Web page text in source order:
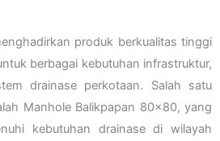
produk berkualitas tinggi
berbagai kebutuhan infrastruktur,
drainase perkotaan. Salah satu
Manhole Balikpapan 80×80, yang
kebutuhan drainase di wilayah